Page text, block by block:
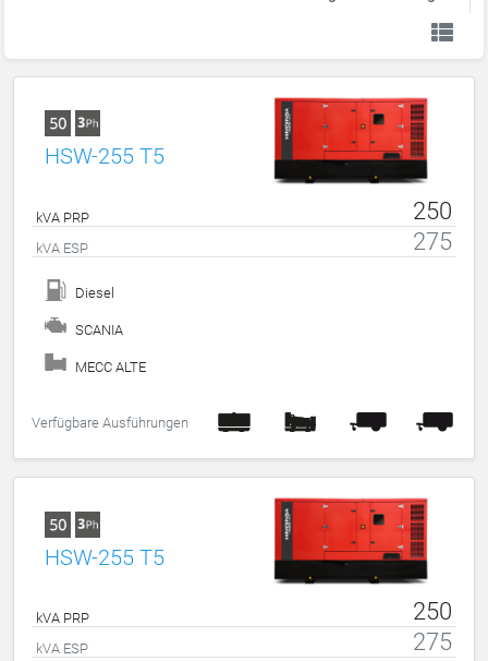
HSW-255 T5
kVA PRP 250
kVA ESP 275
Diesel
SCANIA
MECC ALTE
Verfügbare Ausführungen
HSW-255 T5
kVA PRP 250
kVA ESP 275